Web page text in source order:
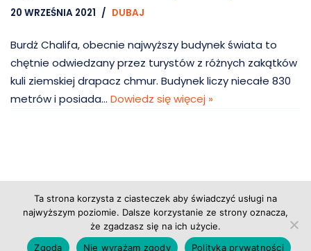
20 WRZEŚNIA 2021 DUBAJ
Burdż Chalifa, obecnie najwyższy budynek świata to
chętnie odwiedzany przez turystów z różnych zakątków
kuli ziemskiej drapacz chmur. Budynek liczy niecałe 830
metrów i posiada… Dowiedz się więcej »
Copyright © 2026 Grupa Probiz, CoWartoZwiedzic.pl
Regulamin serwisu|Polityka prywatności|
Ta strona korzysta z ciasteczek aby świadczyć usługi na
najwyższym poziomie. Dalsze korzystanie ze strony oznacza,
że zgadzasz się na ich użycie.
Zgoda
Nie wyrażam zgody Polityka prywatności